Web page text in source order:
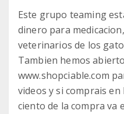
Este grupo teaming
dinero para
veterinarios de los
Tambien hemos
www.shopciable.com
videos y si comprais
ciento de la compra va